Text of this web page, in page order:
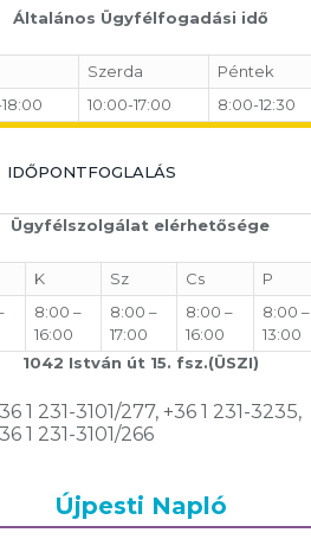
Általános Ügyfélfogadási idő
Szerda
Péntek
10:00-17:00 8:00-12:30
IDŐPONTFOGLALÁS
Ügyfélszolgálat elérhetősége
K Sz Cs
P
8:00 –
16:00
8:00 –
17:00
8:00 –
16:00
8:00 –
13:00
1042 István út 15. fsz.(ÜSZI)
1 231-3101/277, +36 1 231-3235,
1 231-3101/266
Újpesti Napló